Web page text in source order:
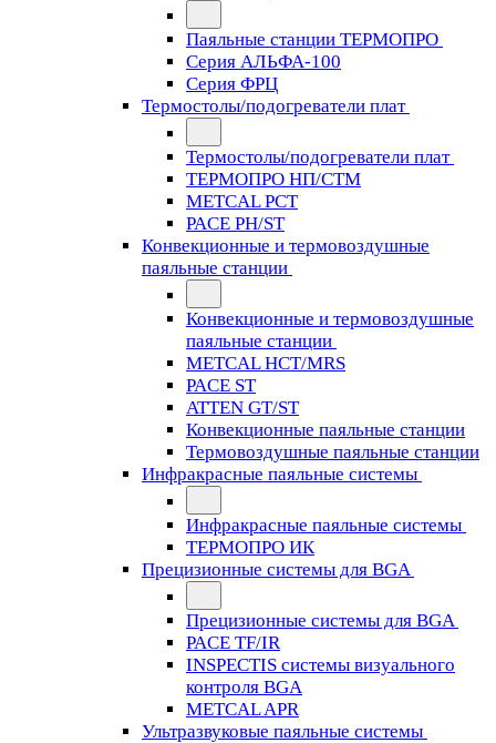
Паяльные станции ТЕРМОПРО
Серия АЛЬФА-100
Серия ФРЦ
Термостолы/подогреватели плат
Термостолы/подогреватели плат
ТЕРМОПРО НП/СТМ
METCAL PCT
PACE PH/ST
Конвекционные и термовоздушные
паяльные станции
Конвекционные и термовоздушные
паяльные станции
METCAL HCT/MRS
PACE ST
ATTEN GT/ST
Конвекционные паяльные станции
Термовоздушные паяльные станции
Инфракрасные паяльные системы
Инфракрасные паяльные системы
ТЕРМОПРО ИК
Прецизионные системы для BGA
Прецизионные системы для BGA
PACE TF/IR
INSPECTIS системы визуального
контроля BGA
METCAL APR
Ультразвуковые паяльные системы